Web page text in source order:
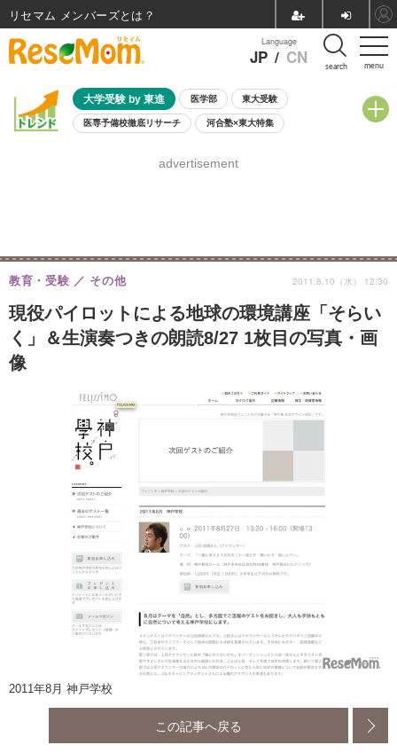
menu
Language
JP / CN search
大学受験 by 東進 医学部 東大受験
医専予備校徹底リサーチ 河合塾×東大特集
8月開催学校説明会・相談会
advertisement
現役パイロットによる地球の環境講座「そらい
く」＆生演奏つきの朗読8/27 1枚目の写真・画
像
教育・受験 その他 2011.8.10（水） 12:30
2011年8月 神戸学校
この記事へ戻る
リセマム メンバーズ